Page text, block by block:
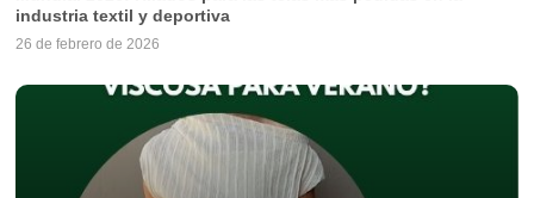
industria textil y deportiva
26 de febrero de 2026